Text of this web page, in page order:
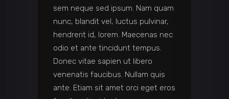
sem neque sed ipsum. Nam quam
nunc, blandit vel, luctus pulvinar,
hendrerit id, lorem. Maecenas nec
odio et ante tincidunt tempus.
Donec vitae sapien ut libero
venenatis faucibus. Nullam quis
ante. Etiam sit amet orci eget eros